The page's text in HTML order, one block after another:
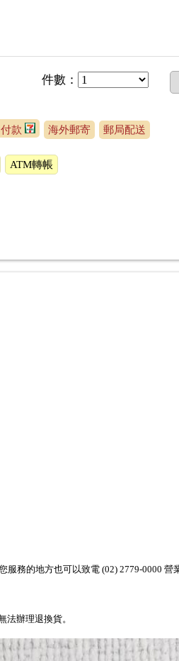
件數 ：
款 海外郵寄 郵局配送
ATM轉帳
務的地方也可以致電 (02) 2779-0000 營
法辦理退換貨。